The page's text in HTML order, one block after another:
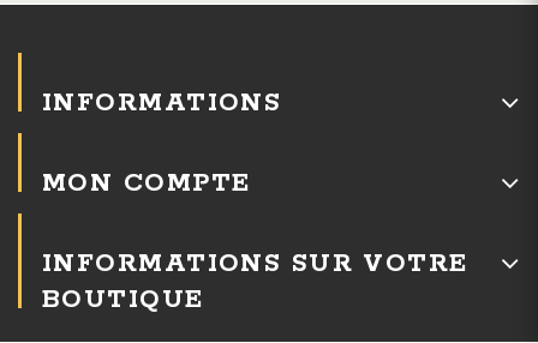
INFORMATIONS
MON COMPTE
INFORMATIONS SUR VOTRE
BOUTIQUE